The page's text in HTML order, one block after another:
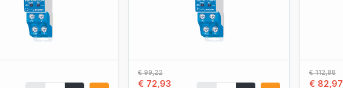
€ 99,22
€ 72,93
€ 112,88
€ 82,97